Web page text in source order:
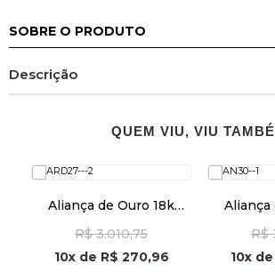
SOBRE O PRODUTO
Descrição
QUEM VIU, VIU
Aliança de Ouro 18k
2,7mm Feminina
al40035
R$ 3.010,75
10xde R$ 270,96
Aliança
R$
10xde